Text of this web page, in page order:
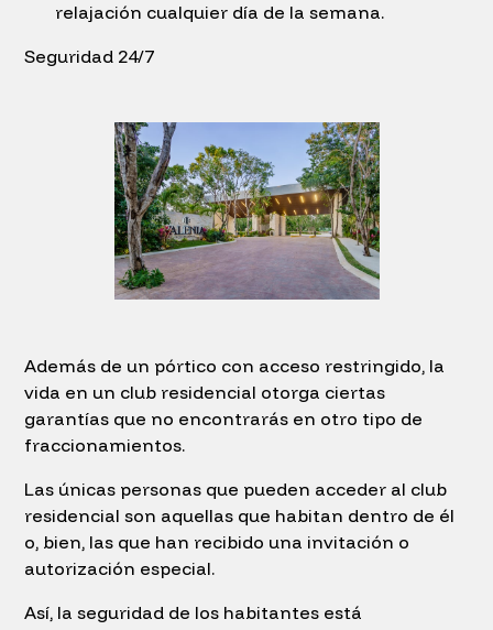
relajación cualquier día de la semana.
Seguridad 24/7
Además de un pórtico con acceso restringido, la
vida en un club residencial otorga ciertas
garantías que no encontrarás en otro tipo de
fraccionamientos.
Las únicas personas que pueden acceder al club
residencial son aquellas que habitan dentro de él
o, bien, las que han recibido una invitación o
autorización especial.
Así, la seguridad de los habitantes está